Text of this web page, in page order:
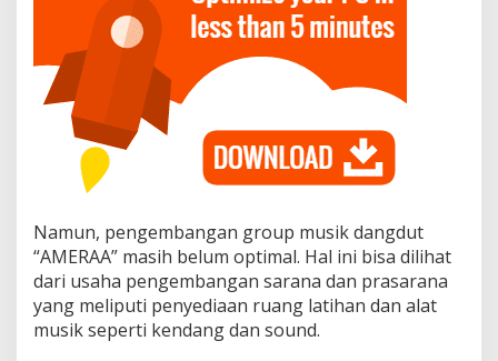
Namun, pengembangan group musik dangdut
“AMERAA” masih belum optimal. Hal ini bisa dilihat
dari usaha pengembangan sarana dan prasarana
yang meliputi penyediaan ruang latihan dan alat
musik seperti kendang dan sound.